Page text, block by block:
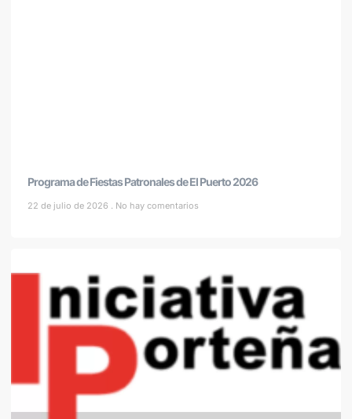
Programa de Fiestas Patronales de El Puerto 2026
22 de julio de 2026 No hay comentarios